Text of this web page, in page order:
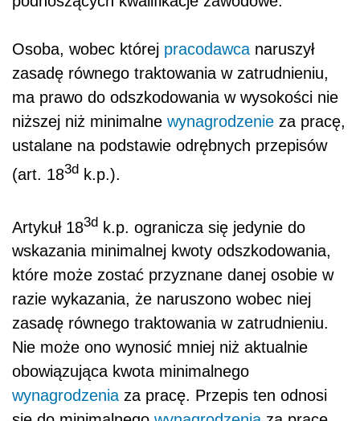
Osoba, wobec której pracodawca naruszył
zasadę równego traktowania w zatrudnieniu,
ma prawo do odszkodowania w wysokości nie
niższej niż minimalne wynagrodzenie za pracę,
ustalane na podstawie odrębnych przepisów
(art. 183d k.p.).
Artykuł 183d k.p. ogranicza się jedynie do
wskazania minimalnej kwoty odszkodowania,
które może zostać przyznane danej osobie w
razie wykazania, że naruszono wobec niej
zasadę równego traktowania w zatrudnieniu.
Nie może ono wynosić mniej niż aktualnie
obowiązująca kwota minimalnego
wynagrodzenia za pracę. Przepis ten odnosi